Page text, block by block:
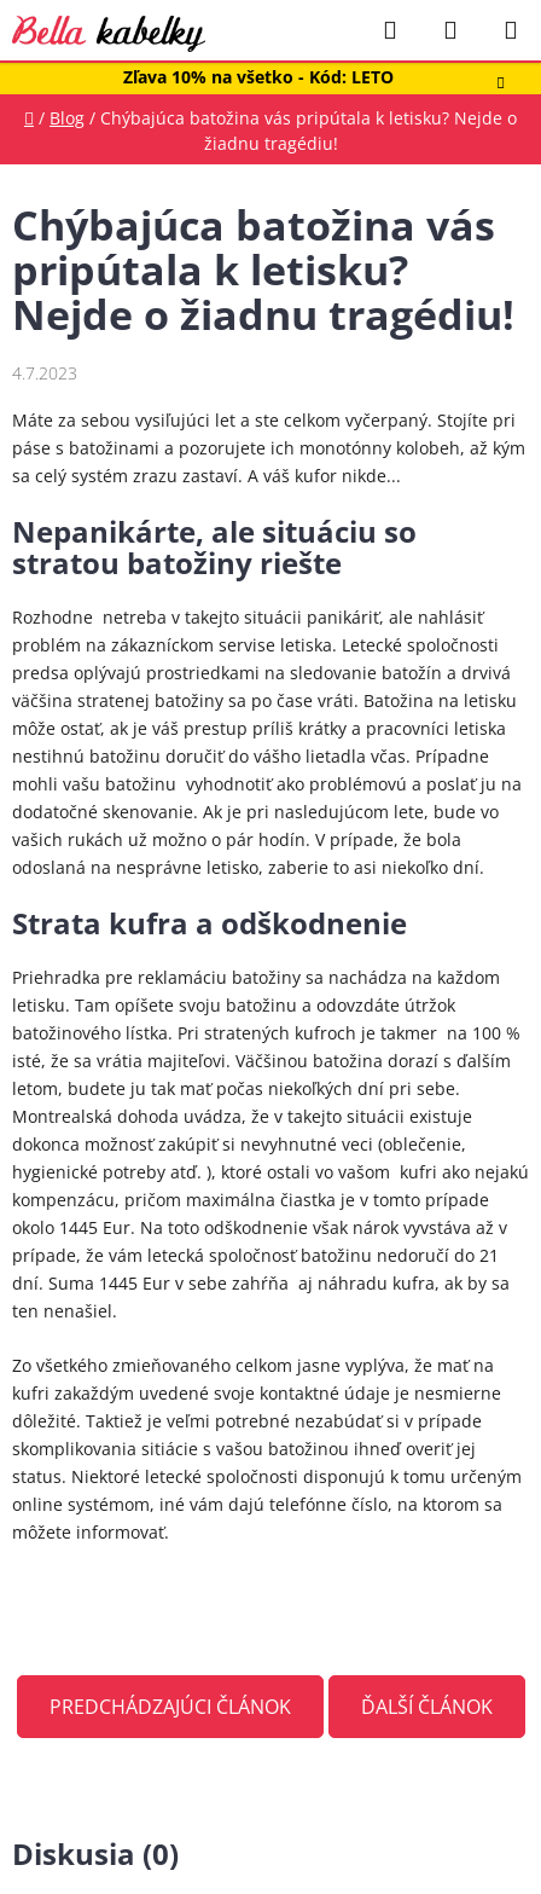
Prejsť
na
obsah
Zľava 10% na všetko - Kód: LETO
Hľadať
KOŠÍK
Domov
/ Blog / Chýbajúca batožina vás pripútala k letisku? Nejde o
žiadnu tragédiu!
Chýbajúca batožina vás
pripútala k letisku?
Nejde o žiadnu tragédiu!
4.7.2023
Máte za sebou vysiľujúci let a ste celkom vyčerpaný. Stojíte pri
páse s batožinami a pozorujete ich monotónny kolobeh, až kým
sa celý systém zrazu zastaví. A váš kufor nikde...
Nepanikárte, ale situáciu so
stratou batožiny riešte
Rozhodne netreba v takejto situácii panikáriť, ale nahlásiť
problém na zákazníckom servise letiska. Letecké spoločnosti
predsa oplývajú prostriedkami na sledovanie batožín a drvivá
väčšina stratenej batožiny sa po čase vráti. Batožina na letisku
môže ostať, ak je váš prestup príliš krátky a pracovníci letiska
nestihnú batožinu doručiť do vášho lietadla včas. Prípadne
mohli vašu batožinu vyhodnotiť ako problémovú a poslať ju na
dodatočné skenovanie. Ak je pri nasledujúcom lete, bude vo
vašich rukách už možno o pár hodín. V prípade, že bola
odoslaná na nesprávne letisko, zaberie to asi niekoľko dní.
Strata kufra a odškodnenie
Priehradka pre reklamáciu batožiny sa nachádza na každom
letisku. Tam opíšete svoju batožinu a odovzdáte útržok
batožinového lístka. Pri stratených kufroch je takmer na 100 %
isté, že sa vrátia majiteľovi. Väčšinou batožina dorazí s ďalším
letom, budete ju tak mať počas niekoľkých dní pri sebe.
Montrealská dohoda uvádza, že v takejto situácii existuje
dokonca možnosť zakúpiť si nevyhnutné veci (oblečenie,
hygienické potreby atď. ), ktoré ostali vo vašom kufri ako nejakú
kompenzácu, pričom maximálna čiastka je v tomto prípade
okolo 1445 Eur. Na toto odškodnenie však nárok vyvstáva až v
prípade, že vám letecká spoločnosť batožinu nedoručí do 21
dní. Suma 1445 Eur v sebe zahŕňa aj náhradu kufra, ak by sa
ten nenašiel.
Zo všetkého zmieňovaného celkom jasne vyplýva, že mať na
kufri zakaždým uvedené svoje kontaktné údaje je nesmierne
dôležité. Taktiež je veľmi potrebné nezabúdať si v prípade
skomplikovania sitiácie s vašou batožinou ihneď overiť jej
status. Niektoré letecké spoločnosti disponujú k tomu určeným
online systémom, iné vám dajú telefónne číslo, na ktorom sa
môžete informovať.
PREDCHÁDZAJÚCI ČLÁNOK ĎALŠÍ ČLÁNOK
Diskusia (0)